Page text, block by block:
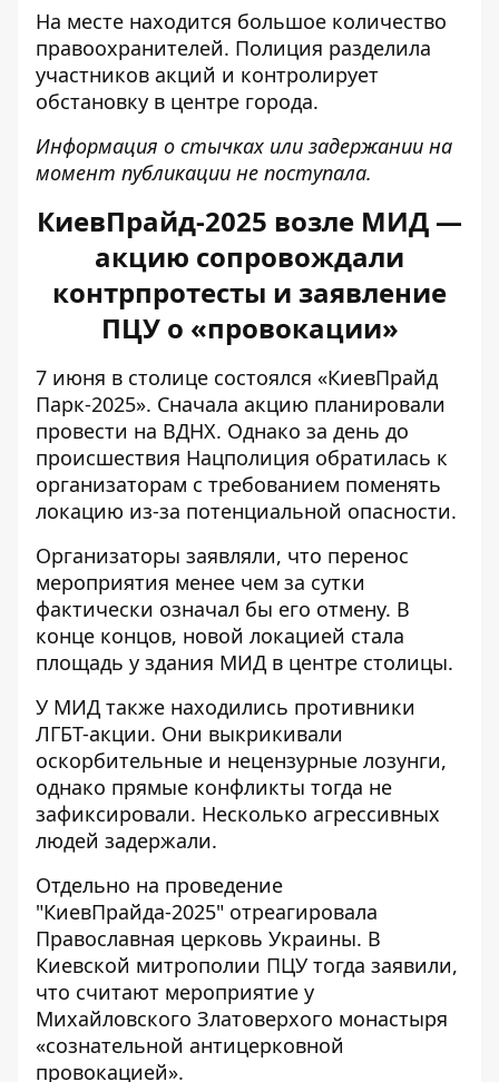
На месте находится большое количество
правоохранителей. Полиция разделила
участников акций и контролирует
обстановку в центре города.
Информация о стычках или задержании на
момент публикации не поступала.
КиевПрайд-2025 возле МИД —
акцию сопровождали
контрпротесты и заявление
ПЦУ о «провокации»
7 июня в столице состоялся «КиевПрайд
Парк-2025». Сначала акцию планировали
провести на ВДНХ. Однако за день до
происшествия Нацполиция обратилась к
организаторам с требованием поменять
локацию из-за потенциальной опасности.
Организаторы заявляли, что перенос
мероприятия менее чем за сутки
фактически означал бы его отмену. В
конце концов, новой локацией стала
площадь у здания МИД в центре столицы.
У МИД также находились противники
ЛГБТ-акции. Они выкрикивали
оскорбительные и нецензурные лозунги,
однако прямые конфликты тогда не
зафиксировали. Несколько агрессивных
людей задержали.
Отдельно на проведение
"КиевПрайда-2025" отреагировала
Православная церковь Украины. В
Киевской митрополии ПЦУ тогда заявили,
что считают мероприятие у
Михайловского Златоверхого монастыря
«сознательной антицерковной
провокацией».